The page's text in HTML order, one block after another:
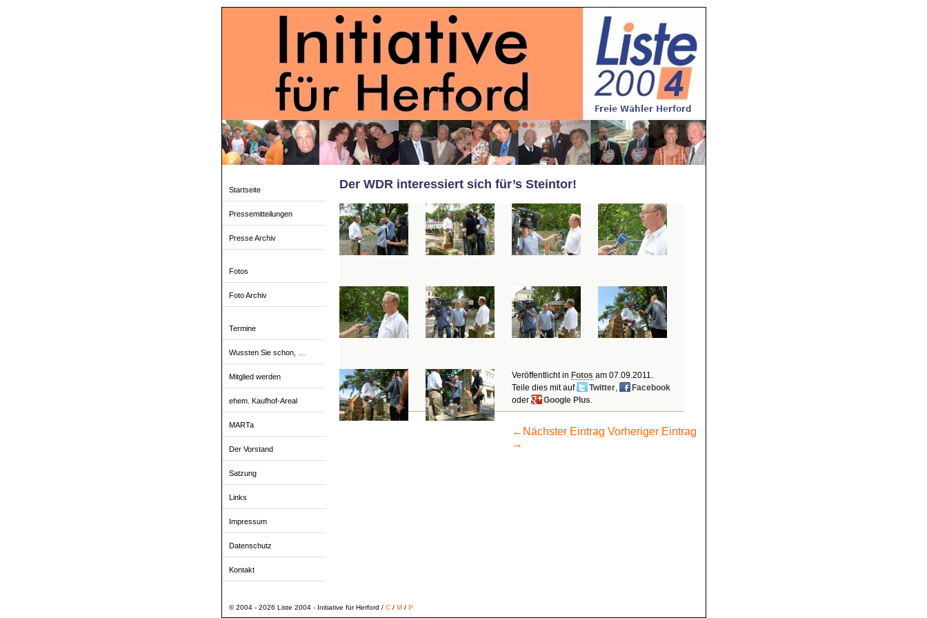
Startseite
Pressemitteilungen
Presse Archiv
Fotos
Foto Archiv
Termine
Wussten Sie schon, …
Mitglied werden
ehem. Kaufhof-Areal
MARTa
Der Vorstand
Satzung
Links
Impressum
Datenschutz
Kontakt
Der WDR interessiert sich für’s Steintor!
Veröffentlicht in Fotos am 07.09.2011.
Teile dies mit auf
Twitter,
Facebook
oder
Google Plus.
← Nächster Eintrag Vorheriger Eintrag
→
© 2004 - 2026 Liste 2004 - Initiative für Herford / C/ M/ P